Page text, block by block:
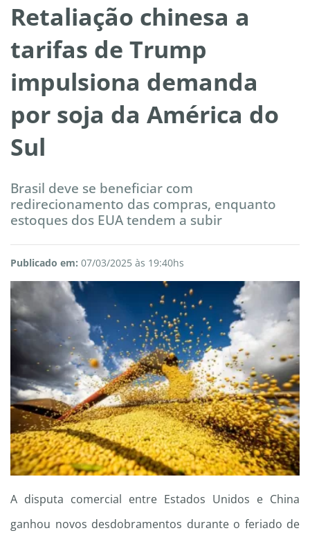
Retaliação chinesa a
tarifas de Trump
impulsiona demanda
por soja da América do
Sul
Brasil deve se beneficiar com
redirecionamento das compras, enquanto
estoques dos EUA tendem a subir
Publicado em: 07/03/2025 às 19:40hs
A disputa comercial entre Estados Unidos e China
ganhou novos desdobramentos durante o feriado de